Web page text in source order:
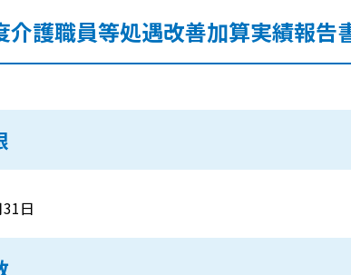
介護職員等処遇改善加算実績報告
日